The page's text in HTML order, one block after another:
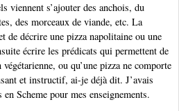
viennent s’ajouter des anchois, du
des morceaux de viande, etc. La
de décrire une pizza napolitaine ou une
écrire les prédicats qui permettent de
ou qu’une pizza ne comporte
et instructif, ai-je déjà dit. J’avais
Scheme pour mes enseignements.